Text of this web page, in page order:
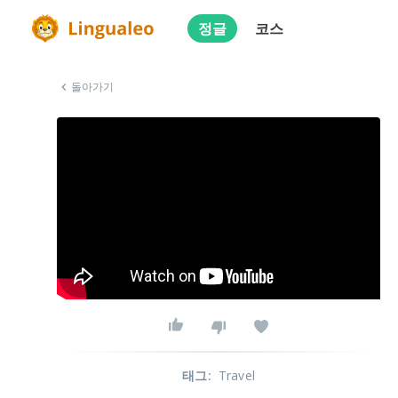
정글 코스
돌아가기
태그: Travel